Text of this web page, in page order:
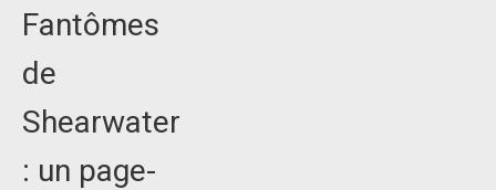
Fantômes
de
Shearwater
: un page-